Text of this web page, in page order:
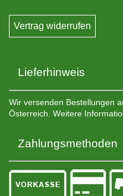
Vertrag widerrufen
Lieferhinweis
Wir versenden Bestellungen
Österreich. Weitere
Zahlungsmethoden